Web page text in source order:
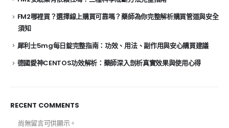
FM2哪裡買？選擇線上購買可靠嗎？藥師為你完整解析購買管道與安全
須知
犀利士5mg每日錠完整指南：功效、用法、副作用與安心購買建議
德國愛神CENTOS功效解析：藥師深入剖析真實效果與使用心得
RECENT COMMENTS
尚無留言可供顯示。